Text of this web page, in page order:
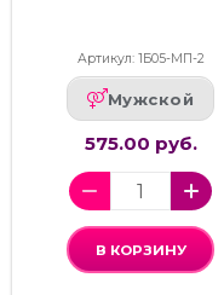
Артикул: 1Б05-МП-2
Мужской
575.00 руб.
В КОРЗИНУ